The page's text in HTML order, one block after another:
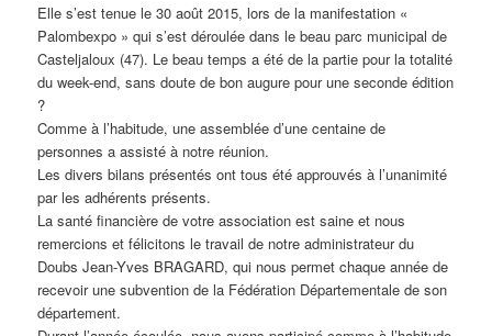
Elle s’est tenue le 30 août 2015, lors de la manifestation «
Palombexpo » qui s’est déroulée dans le beau parc municipal de
Casteljaloux (47). Le beau temps a été de la partie pour la totalité
du week-end, sans doute de bon augure pour une seconde édition
?
Comme à l’habitude, une assemblée d’une centaine de
personnes a assisté à notre réunion.
Les divers bilans présentés ont tous été approuvés à l’unanimité
par les adhérents présents.
La santé financière de votre association est saine et nous
remercions et félicitons le travail de notre administrateur du
Doubs Jean-Yves BRAGARD, qui nous permet chaque année de
recevoir une subvention de la Fédération Départementale de son
département.